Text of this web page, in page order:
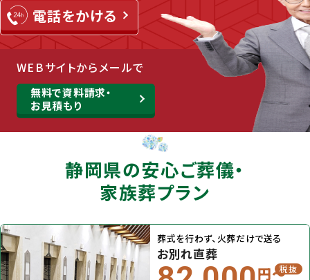
WEBサイトからメールで
無料で資料請求・
お見積もり
静岡県の安⼼ご葬儀・
家族葬プラン
葬式を行わず、火葬だけで送る
お別れ直葬
円〜税抜